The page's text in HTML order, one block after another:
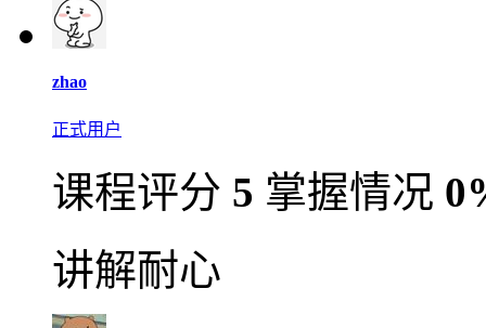
zhao
正式用户
课程评分 5 掌握情况
讲解耐心